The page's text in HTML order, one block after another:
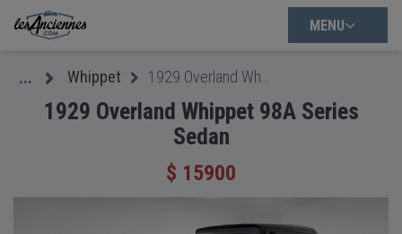
MENU
... Whippet
1929 Overland Whippet 98A Series
Sedan
$ 15900